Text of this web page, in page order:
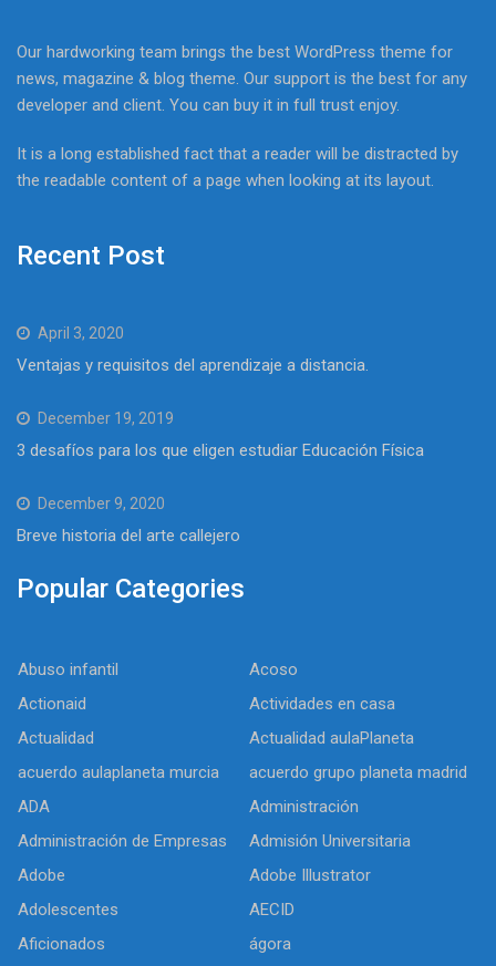
Our hardworking team brings the best WordPress theme for
news, magazine & blog theme. Our support is the best for any
developer and client. You can buy it in full trust enjoy.
It is a long established fact that a reader will be distracted by
the readable content of a page when looking at its layout.
Recent Post
April 3, 2020
Ventajas y requisitos del aprendizaje a distancia.
December 19, 2019
3 desafíos para los que eligen estudiar Educación Física
December 9, 2020
Breve historia del arte callejero
Popular Categories
Abuso infantil
Acoso
Actionaid
Actividades en casa
Actualidad
Actualidad aulaPlaneta
acuerdo aulaplaneta murcia
acuerdo grupo planeta madrid
ADA
Administración
Administración de Empresas
Admisión Universitaria
Adobe
Adobe Illustrator
Adolescentes
AECID
Aficionados
ágora